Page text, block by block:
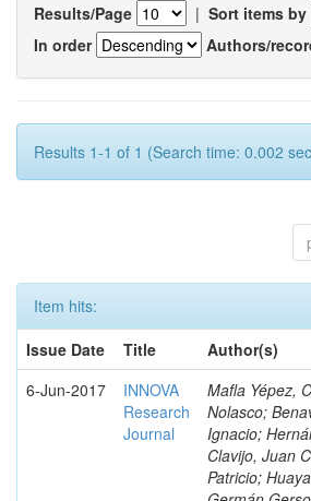
Results/Page | Sort items by
In order
Authors/
Results 1-1 of 1 (Search time: 0.002
Item hits:
Issue Date
Title Author(s)
6-Jun-2017
INNOVA
Research
Journal
Mafla Yépez,
Nolasco;
Ignacio;
Clavijo, Juan
Patricio;